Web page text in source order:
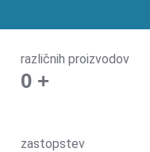
različnih proizvodov
0 +
zastopstev